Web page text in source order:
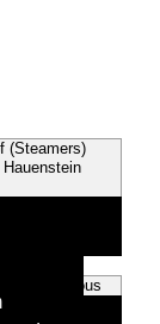
(Steamers)
Various